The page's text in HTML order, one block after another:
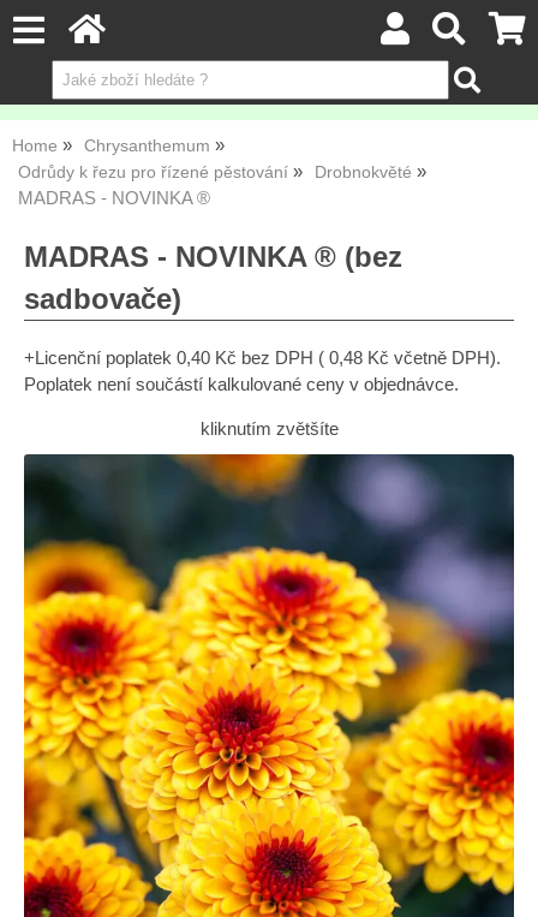
Home
Chrysanthemum
Odrůdy k řezu pro řízené pěstování
Drobnokvěté
MADRAS - NOVINKA ®
MADRAS - NOVINKA ® (bez
sadbovače)
+Licenční poplatek 0,40 Kč bez DPH ( 0,48 Kč včetně DPH).
Poplatek není součástí kalkulované ceny v objednávce.
kliknutím zvětšíte